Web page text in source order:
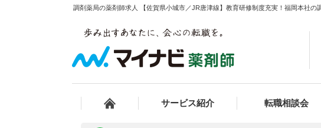
調剤薬局の薬剤師求人 【佐賀県小城市／JR唐津線】教育研修制度充実！福岡本社の
サービス紹介 転職相談会